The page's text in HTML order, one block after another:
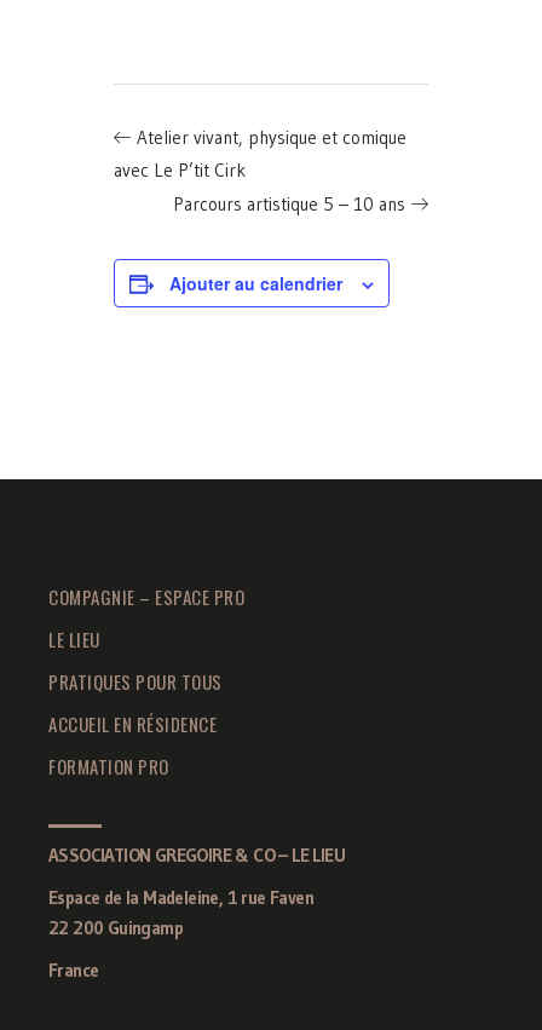
Atelier vivant, physique et comique
avec Le P’tit Cirk
Parcours artistique 5 – 10 ans
Ajouter au calendrier
COMPAGNIE – ESPACE PRO
LE LIEU
PRATIQUES POUR TOUS
ACCUEIL EN RÉSIDENCE
FORMATION PRO
ASSOCIATION GREGOIRE & CO – LE LIEU
Espace de la Madeleine, 1 rue Faven
22 200 Guingamp
France